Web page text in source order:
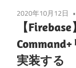
2020年10月12日
【
実装する